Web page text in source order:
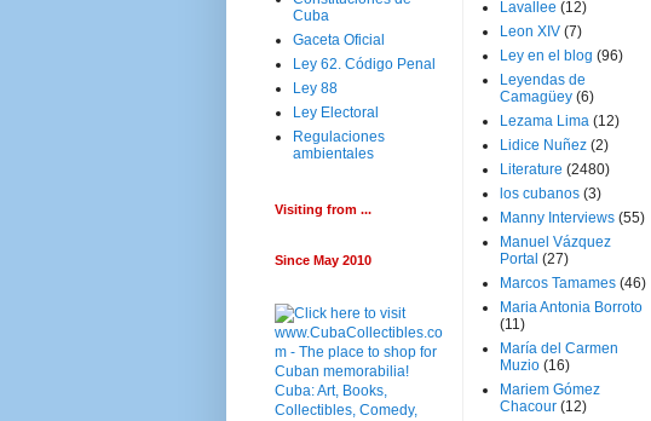
Cuba
Gaceta Oficial
Ley 62. Código Penal
Ley 88
Ley Electoral
Regulaciones
ambientales
Visiting from ...
Since May 2010
Lavallee (12)
Leon XIV (7)
Ley en el blog (96)
Leyendas de
Camagüey (6)
Lezama Lima (12)
Lidice Nuñez (2)
Literature (2480)
los cubanos (3)
Manny Interviews (55)
Manuel Vázquez
Portal (27)
Marcos Tamames (46)
Maria Antonia Borroto
(11)
María del Carmen
Muzio (16)
Mariem Gómez
Chacour (12)